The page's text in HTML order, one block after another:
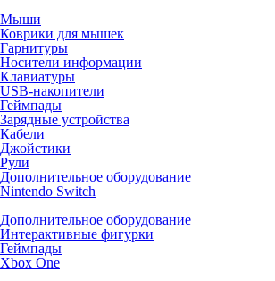
Мыши
Коврики для мышек
Гарнитуры
Носители информации
Клавиатуры
USB-накопители
Геймпады
Зарядные устройства
Кабели
Джойстики
Рули
Дополнительное оборудование
Nintendo Switch
Дополнительное оборудование
Интерактивные фигурки
Геймпады
Xbox One